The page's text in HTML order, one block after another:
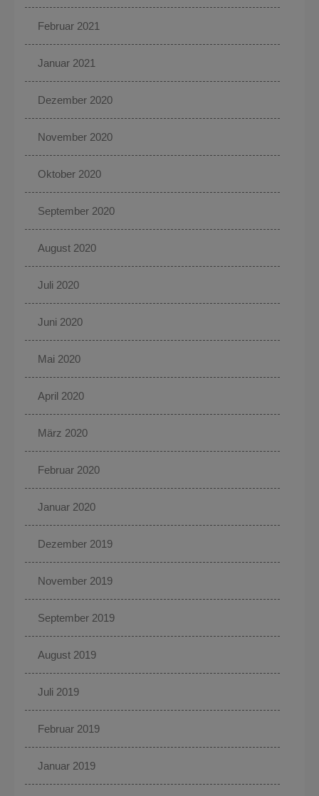
Februar 2021
Januar 2021
Dezember 2020
November 2020
Oktober 2020
September 2020
August 2020
Juli 2020
Juni 2020
Mai 2020
April 2020
März 2020
Februar 2020
Januar 2020
Dezember 2019
November 2019
September 2019
August 2019
Juli 2019
Februar 2019
Januar 2019